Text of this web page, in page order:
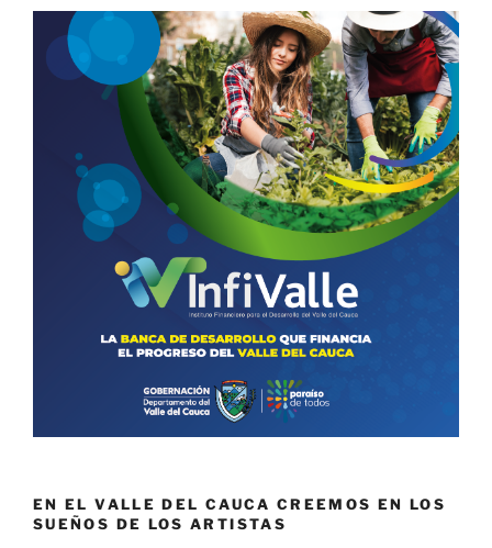
EN EL VALLE DEL CAUCA CREEMOS EN LOS
SUEÑOS DE LOS ARTISTAS